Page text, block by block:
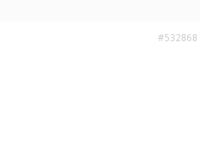
#532868